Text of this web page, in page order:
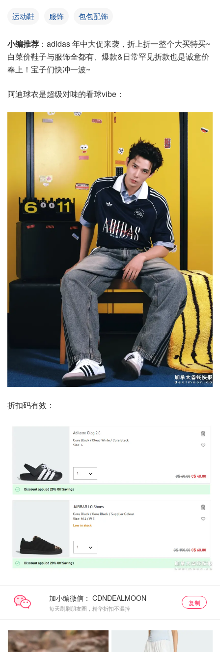
运动鞋 服饰 包包配饰
小编推荐 ：adidas 年中大促来袭，折上折一整个大买特买~
白菜价鞋子与服饰全都有、爆款&日常罕见折款也是诚意价
奉上！宝子们快冲一波~
阿迪球衣是超级对味的看球vibe：
折扣码有效：
加小编微信：
每天刷刷朋友圈，精华折扣不漏掉
复制